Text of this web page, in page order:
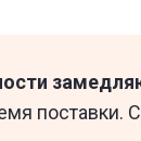
поставки.